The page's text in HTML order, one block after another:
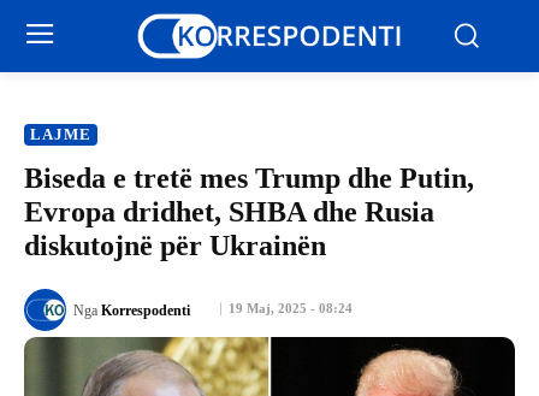
LAJME
Biseda e tretë mes Trump dhe Putin,
Evropa dridhet, SHBA dhe Rusia
diskutojnë për Ukrainën
19 Maj, 2025 - 08:24
Nga Korrespodenti